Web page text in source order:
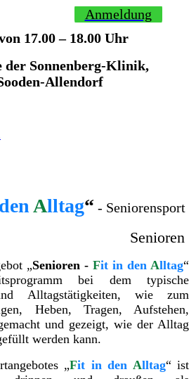
Anmeldung
17.00 – 18.00 Uhr
der Sonnenberg-Klinik,
Allendorf
Alltag“ - Seniorensport
Senioren
„Senioren - Fit in den Alltag“
bei dem typische
Alltagstätigkeiten, wie zum
Heben, Tragen, Aufstehen,
und gezeigt, wie der Alltag
werden kann.
„Fit in den Alltag“ ist